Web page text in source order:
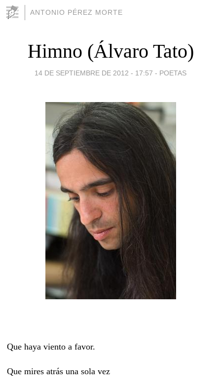
ANTONIO PÉREZ MORTE
Himno (Álvaro Tato)
14 DE SEPTIEMBRE DE 2012 - 17:57 - POETAS
Que haya viento a favor.
Que mires atrás una sola vez